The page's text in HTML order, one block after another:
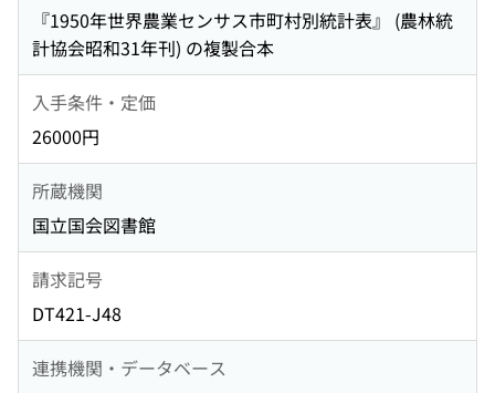
『1950年世界農業センサス市町村別統計表』 (農林統
計協会昭和31年刊) の複製合本
入手条件・定価
26000円
所蔵機関
国立国会図書館
請求記号
DT421-J48
連携機関・データベース